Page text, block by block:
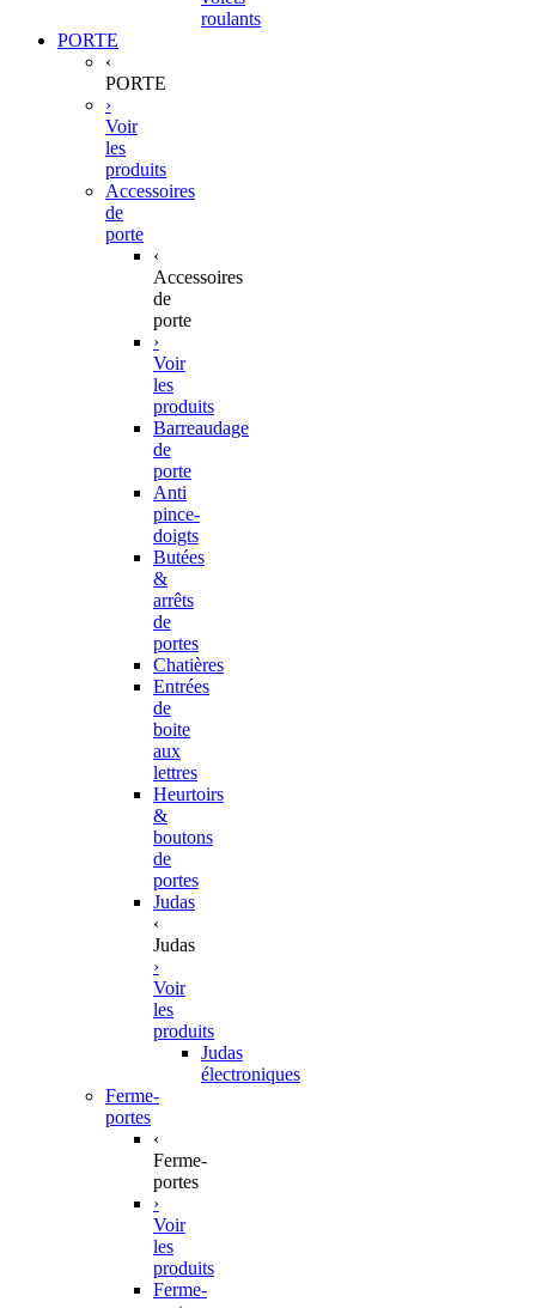
roulants
PORTE
‹
PORTE
›
Voir
les
produits
Accessoires
de
porte
‹
Accessoires
de
porte
›
Voir
les
produits
Barreaudage
de
porte
Anti
pince-
doigts
Butées
&
arrêts
de
portes
Chatières
Entrées
de
boite
aux
lettres
Heurtoirs
&
boutons
de
portes
Judas
‹
Judas
›
Voir
les
produits
Judas
électroniques
Ferme-
portes
‹
Ferme-
portes
›
Voir
les
produits
Ferme-